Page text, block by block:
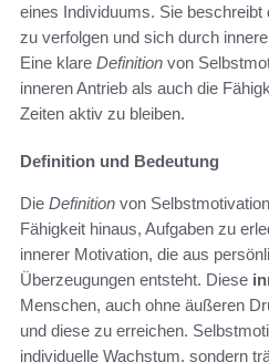
eines Individuums. Sie beschreibt
zu verfolgen und sich durch
Eine klare Definition von
inneren Antrieb als auch die
Zeiten aktiv zu bleiben.
Definition und Bedeutung
Die Definition von
Fähigkeit hinaus, Aufgaben zu
innerer Motivation, die aus
Überzeugungen entsteht. Diese
Menschen, auch ohne äußeren
und diese zu erreichen.
individuelle Wachstum, sondern